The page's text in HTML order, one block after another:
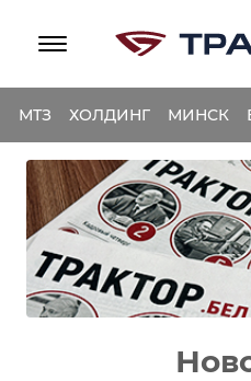
МТЗ ХОЛДИНГ МИНСК